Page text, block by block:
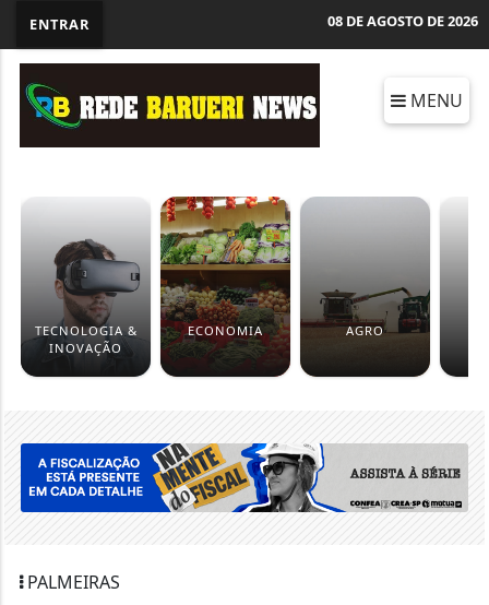
ENTRAR 08 DE AGOSTO DE 2026
MENU
TECNOLOGIA &
INOVAÇÃO
ECONOMIA AGRO
PALMEIRAS